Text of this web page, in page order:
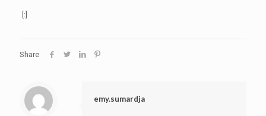
[:]
Share
emy.sumardja